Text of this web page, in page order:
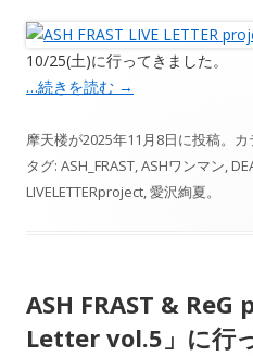
10/25(土)に行ってきました。
…続きを読む →
摩天楼が2025年11月8日に投稿。カ
タグ: ASH_FRAST,ASHワンマン,
LIVELETTERproject,愛沢絢夏。
ASH FRAST &
Letter vol.5」に行